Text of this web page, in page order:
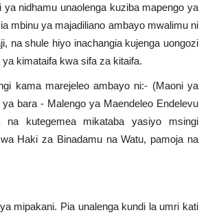
nidhamu unaolenga kuziba mapengo ya
mbinu ya majadiliano ambayo mwalimu ni
na shule hiyo inachangia kujenga uongozi
kimataifa kwa sifa za kitaifa.
kama marejeleo ambayo ni:- (Maoni ya
bara - Malengo ya Maendeleo Endelevu
kutegemea mikataba yasiyo msingi
Haki za Binadamu na Watu, pamoja na
mipakani. Pia unalenga kundi la umri kati